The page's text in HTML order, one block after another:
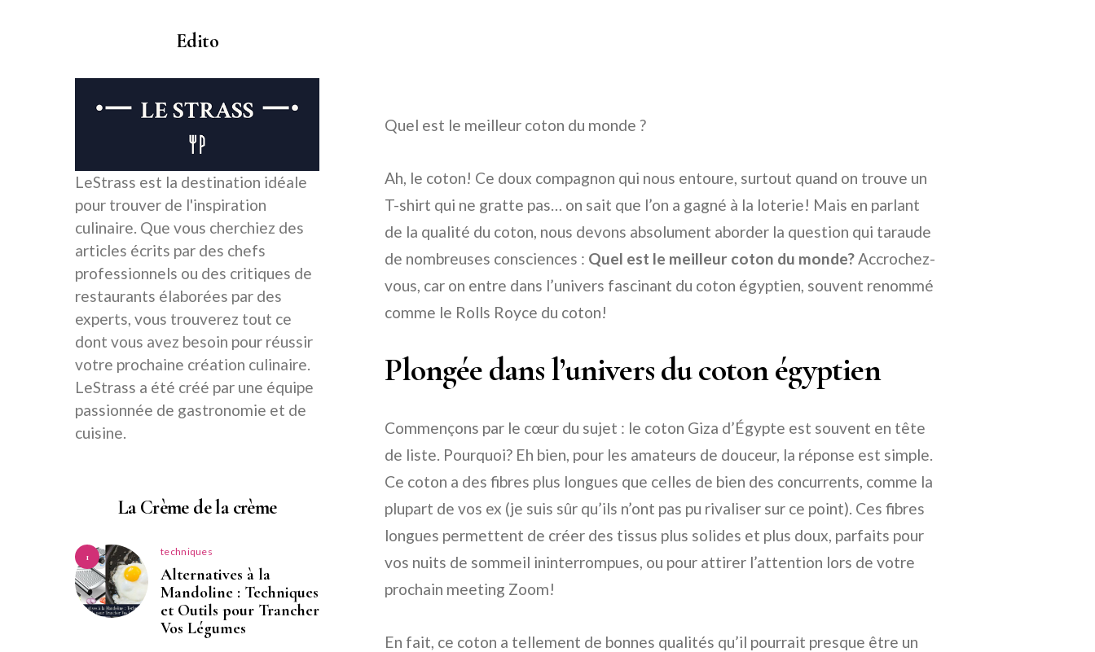
Quel est le meilleur coton du monde ?
Ah, le coton! Ce doux compagnon qui nous entoure, surtout quand on trouve un
T-shirt qui ne gratte pas… on sait que l’on a gagné à la loterie! Mais en parlant
de la qualité du coton, nous devons absolument aborder la question qui taraude
de nombreuses consciences : Quel est le meilleur coton du monde?Accrochez-
vous, car on entre dans l’univers fascinant du coton égyptien, souvent renommé
comme le Rolls Royce du coton!
Plongée dans l’univers du coton égyptien
Commençons par le cœur du sujet : le coton Giza d’Égypte est souvent en tête
de liste. Pourquoi? Eh bien, pour les amateurs de douceur, la réponse est simple.
Ce coton a des fibres plus longues que celles de bien des concurrents, comme la
plupart de vos ex (je suis sûr qu’ils n’ont pas pu rivaliser sur ce point). Ces fibres
longues permettent de créer des tissus plus solides et plus doux, parfaits pour
vos nuits de sommeil ininterrompues, ou pour attirer l’attention lors de votre
prochain meeting Zoom!
En fait, ce coton a tellement de bonnes qualités qu’il pourrait presque être un
Edito
LeStrass est la destination idéale
pour trouver de l'inspiration
culinaire. Que vous cherchiez des
articles écrits par des chefs
professionnels ou des critiques de
restaurants élaborées par des
experts, vous trouverez tout ce
dont vous avez besoin pour réussir
votre prochaine création culinaire.
LeStrass a été créé par une équipe
passionnée de gastronomie et de
cuisine.
La Crème de la crème
1 techniques
Alternatives à la
Mandoline : Techniques
et Outils pour Trancher
Vos Légumes